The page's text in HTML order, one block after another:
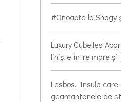
#Onoapte la Shagy
Luxury Cubelles
liniște între mare și
Lesbos. Insula
geamantanele de